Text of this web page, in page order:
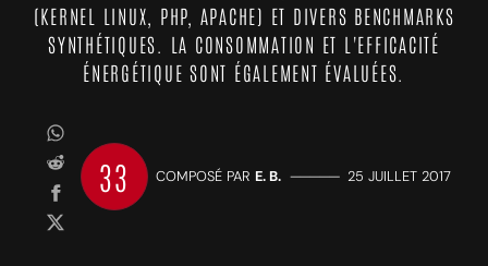
(KERNEL LINUX, PHP, APACHE) ET DIVERS BENCHMARKS
SYNTHÉTIQUES. LA CONSOMMATION ET L'EFFICACITÉ
ÉNERGÉTIQUE SONT ÉGALEMENT ÉVALUÉES.
33 COMPOSÉ PAR E. B. ————— 25 JUILLET 2017